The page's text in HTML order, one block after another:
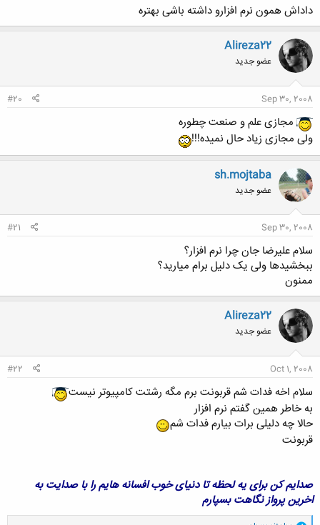
داداش همون نرم افزارو داشته باشی بهتره
Alireza22
عضو جدید
Sep 30, 2008
#20
مجازی علم و صنعت چطوره
ولی مجازی زیاد حال نمیده!!!
sh.mojtaba
عضو جدید
Sep 30, 2008
#21
سلام علیرضا جان چرا نرم افزار؟
ببخشیدها ولی یک دلیل برام میارید؟
ممنون
Alireza22
عضو جدید
Oct 1, 2008
#22
سلام اخه فدات شم قربونت برم مگه رشتت کامپیوتر نیست
به خاطر همین گفتم نرم افزار
حالا چه دلیلی برات بیارم فدات شم
قربونت
صدایم کن برای یه لحظه تا دنیای خوب افسانه هایم را با صدایت به
اخرین پرواز نگاهت بسپارم